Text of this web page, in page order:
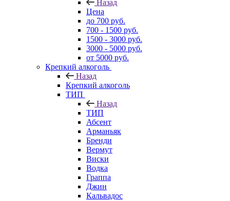
Назад
Цена
до 700 руб.
700 - 1500 руб.
1500 - 3000 руб.
3000 - 5000 руб.
от 5000 руб.
Крепкий алкоголь
Назад
Крепкий алкоголь
ТИП
Назад
ТИП
Абсент
Арманьяк
Бренди
Вермут
Виски
Водка
Граппа
Джин
Кальвадос